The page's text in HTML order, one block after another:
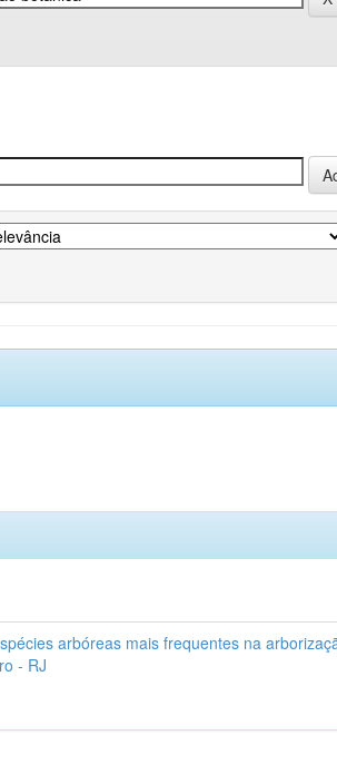
arbóreas mais frequentes na
- RJ